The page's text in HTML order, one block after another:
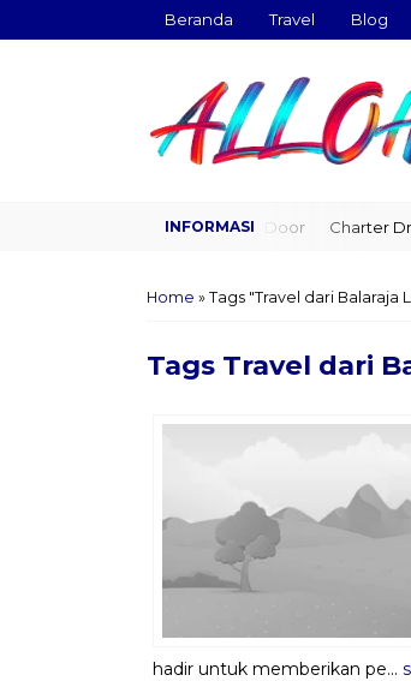
Beranda Travel Blog
Travel Door to Door Charter
Home » Tags "Travel dari Balaraja
Tags Travel dari
hadir untuk memberikan pe...